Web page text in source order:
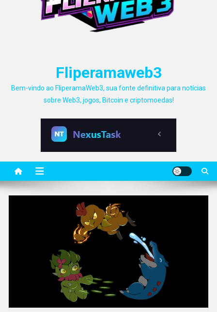
Fliperamaweb3
Bem-vindo ao FliperamaWeb3, sua fonte definitiva para notícias
sobre Web3, jogos, Bitcoin e criptomoedas!